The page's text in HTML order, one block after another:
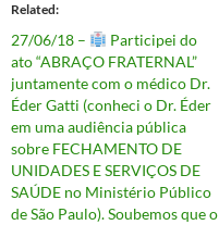
Related
27/06/18 –
Participei do
ato “ABRAÇO FRATERNAL”
juntamente com o médico Dr.
Éder Gatti (conheci o Dr. Éder
em uma audiência pública
sobre FECHAMENTO DE
UNIDADES E SERVIÇOS DE
SAÚDE no Ministério Público
de São Paulo). Soubemos que o